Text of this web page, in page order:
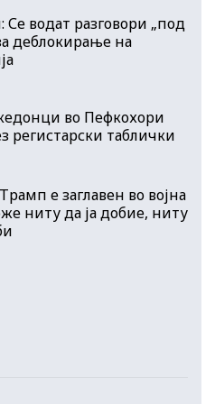
водат разговори „под
деблокирање на
во Пефкохори
регистарски таблички
е заглавен во војна
ниту да ја добие, ниту